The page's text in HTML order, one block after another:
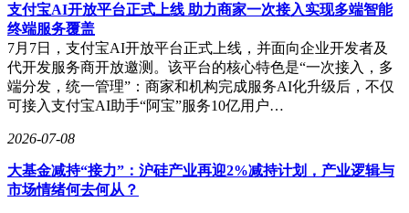
支付宝AI开放平台正式上线 助力商家一次接入实现多端智能
终端服务覆盖
7月7日，支付宝AI开放平台正式上线，并面向企业开发者及
代开发服务商开放邀测。该平台的核心特色是“一次接入，多
端分发，统一管理”：商家和机构完成服务AI化升级后，不仅
可接入支付宝AI助手“阿宝”服务10亿用户…
2026-07-08
大基金减持“接力”：沪硅产业再迎2%减持计划，产业逻辑与
市场情绪何去何从？